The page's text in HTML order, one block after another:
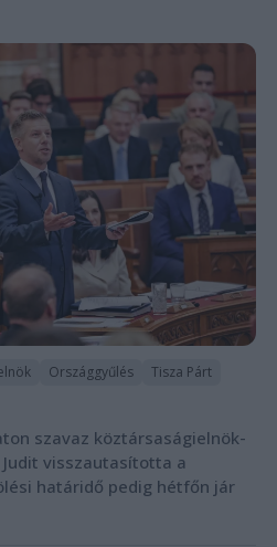
Országgyűlés
Tisza Párt
szavaz köztársaságielnök-
visszautasította a
határidő pedig hétfőn jár